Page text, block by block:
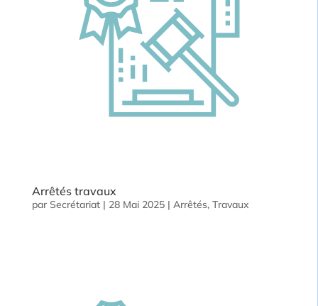
Arrêtés travaux
par Secrétariat| 28 Mai 2025| Arrêtés, Travaux